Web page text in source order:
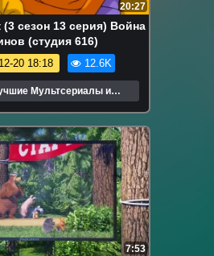
20:27
сезон 13 серия) Война
(студия 616)
20 18:18 12.6K
Мультсериалы и
Мультфильмы
7:53